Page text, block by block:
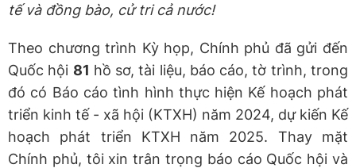
tế và đồng bào, cử tri cả nước!
Theo chương trình Kỳ họp, Chính phủ đã gửi đến
Quốc hội 81 hồ sơ, tài liệu, báo cáo, tờ trình, trong
đó có Báo cáo tình hình thực hiện Kế hoạch phát
triển kinh tế - xã hội (KTXH) năm 2024, dự kiến Kế
hoạch phát triển KTXH năm 2025. Thay mặt
Chính phủ, tôi xin trân trọng báo cáo Quốc hội và